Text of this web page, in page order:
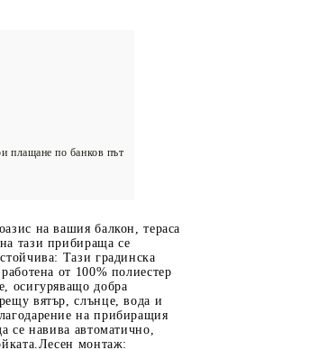
плащане по банков път
на вашия балкон, тераса
тази прибираща се
Тази градинска
от 100% полиестер
осигуряващо добра
вятър, слънце, вода и
на прибиращия
се навива автоматично,
монтаж: